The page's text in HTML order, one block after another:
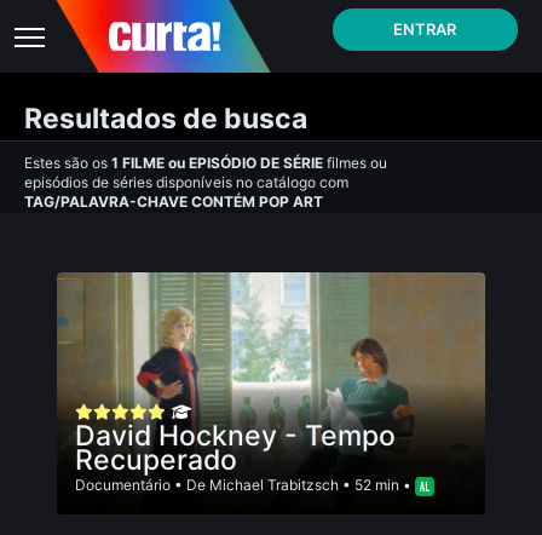
ENTRAR
Resultados de busca
Estes são os 1 FILME ou EPISÓDIO DE SÉRIE filmes ou
episódios de séries disponíveis no catálogo com
TAG/PALAVRA-CHAVE CONTÉM POP ART
David Hockney - Tempo
Recuperado
Documentário • De Michael Trabitzsch • 52 min •